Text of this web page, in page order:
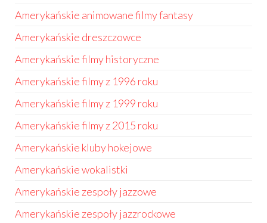
Amerykańskie animowane filmy fantasy
Amerykańskie dreszczowce
Amerykańskie filmy historyczne
Amerykańskie filmy z 1996 roku
Amerykańskie filmy z 1999 roku
Amerykańskie filmy z 2015 roku
Amerykańskie kluby hokejowe
Amerykańskie wokalistki
Amerykańskie zespoły jazzowe
Amerykańskie zespoły jazzrockowe